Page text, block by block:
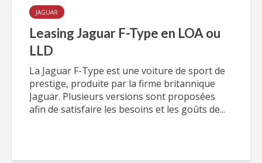
JAGUAR
Leasing Jaguar F-Type en LOA ou
LLD
La Jaguar F-Type est une voiture de sport de
prestige, produite par la firme britannique
Jaguar. Plusieurs versions sont proposées
afin de satisfaire les besoins et les goûts de...